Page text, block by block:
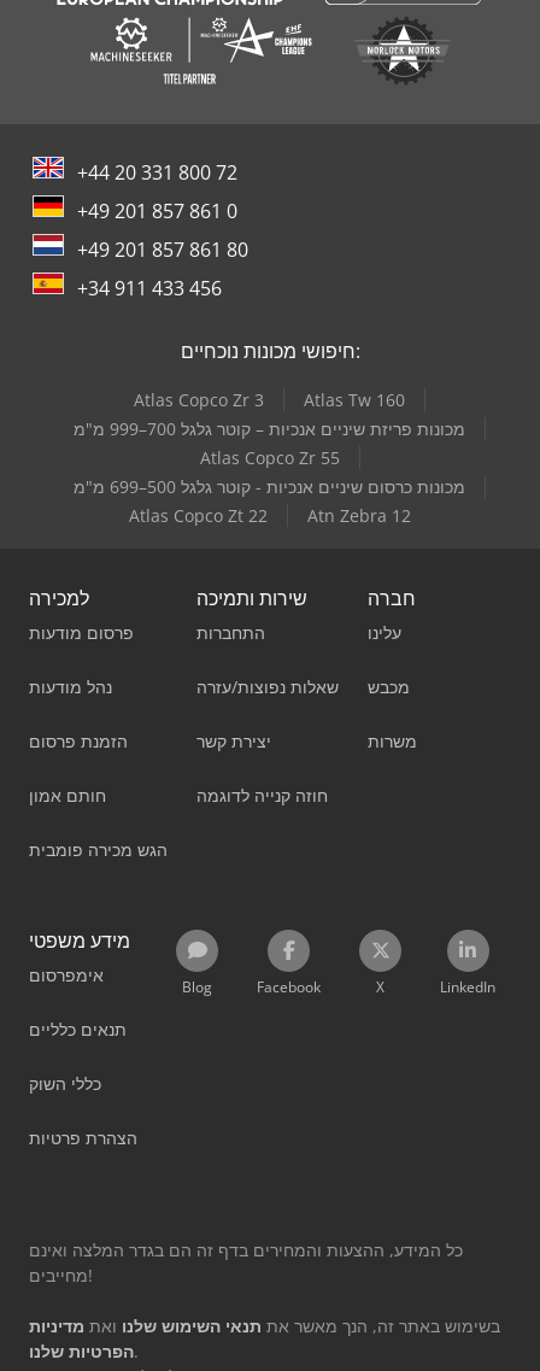
+44 20 331 800 72
+49 201 857 861 0
+49 201 857 861 80
+34 911 433 456
חיפושי מכונות נוכחיים:
Atlas Copco Zr 3
Atlas Tw 160
מכונות פריזת שיניים אנכיות – קוטר גלגל 700–999 מ"מ
Atlas Copco Zr 55
מכונות כרסום שיניים אנכיות - קוטר גלגל 500–699 מ"מ
Atlas Copco Zt 22
Atn Zebra 12
למכירה
פרסום מודעות
נהל מודעות
הזמנת פרסום
חותם אמון
הגש מכירה פומבית
שירות ותמיכה
התחברות
שאלות נפוצות/עזרה
יצירת קשר
חוזה קנייה לדוגמה
חברה
עלינו
מכבש
משרות
מידע משפטי
אימפרסום
תנאים כלליים
כללי השוק
הצהרת פרטיות
Blog Facebook X LinkedIn
כל המידע, ההצעות והמחירים בדף זה הם בגדר המלצה ואינם
מחייבים!
בשימוש באתר זה, הנך מאשר את תנאי השימוש שלנו ואת מדיניות
הפרטיות שלנו.